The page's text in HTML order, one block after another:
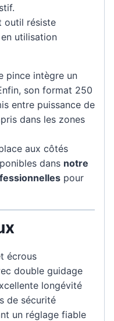
outil résiste
en utilisation
pince intègre un
son format 250
entre puissance de
dans les zones
aux côtés
dans notre
pour
écrous
double guidage
longévité
de sécurité
un réglage fiable